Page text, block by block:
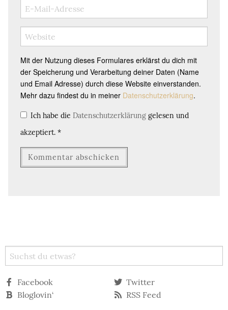
Mit der Nutzung dieses Formulares erklärst du dich mit
der Speicherung und Verarbeitung deiner Daten (Name
und Email Adresse) durch diese Website einverstanden.
Mehr dazu findest du in meiner Datenschutzerklärung.
Ich habe die Datenschutzerklärung gelesen und
akzeptiert. *
Facebook
Twitter
Bloglovin‘
RSS Feed